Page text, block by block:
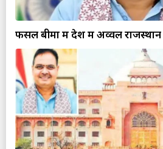
फसल बीमा में देश में अव्वल राजस्थान